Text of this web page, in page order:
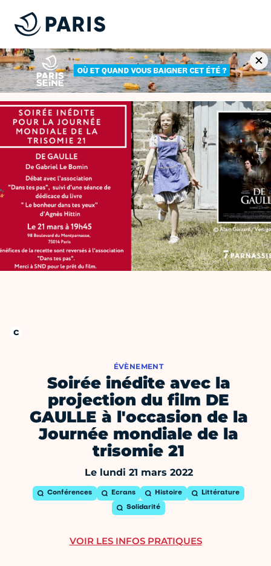
ÉVÈNEMENT
Soirée inédite avec la
projection du film DE
GAULLE à l'occasion de la
Journée mondiale de la
trisomie 21
Le lundi 21 mars 2022
Conférences Ecrans Histoire Littérature
Solidarité
VOIR LES INFOS PRATIQUES